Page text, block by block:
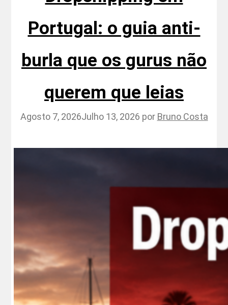
Portugal: o guia anti-
burla que os gurus não
querem que leias
Agosto 7, 2026Julho 13, 2026 por Bruno Costa